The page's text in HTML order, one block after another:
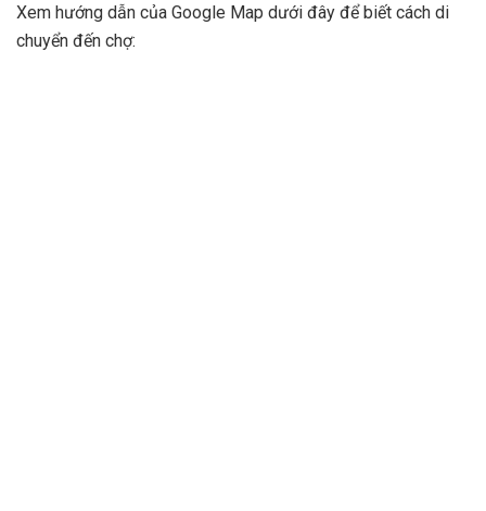
Xem hướng dẫn của Google Map dưới đây để biết cách di
chuyển đến chợ: